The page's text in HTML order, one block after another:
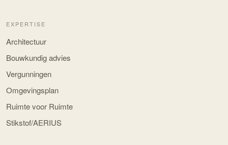
EXPERTISE
Architectuur
Bouwkundig advies
Vergunningen
Omgevingsplan
Ruimte voor Ruimte
Stikstof/AERIUS